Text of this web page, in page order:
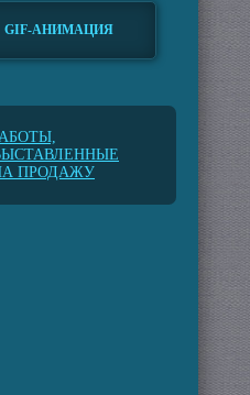
GIF-АНИМАЦИЯ
ПРОДАЖУ